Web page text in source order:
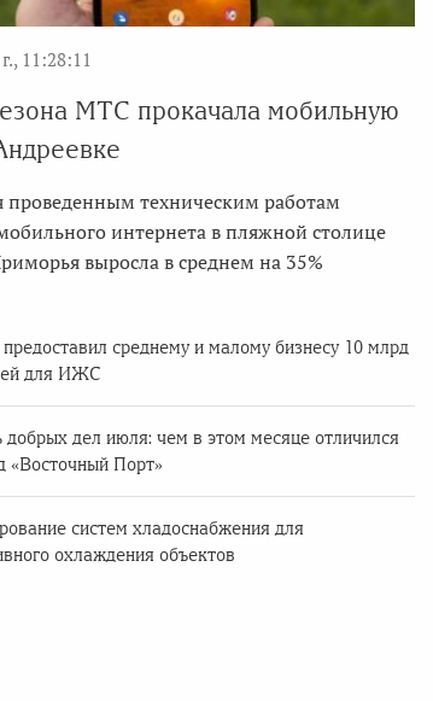
11:28:11
МТС прокачала мобильную
проведенным техническим работам
интернета в пляжной столице
выросла в среднем на 35%
среднему и малому бизнесу 10 млрд
для ИЖС
добрых дел июля: чем в этом месяце отличился
«Восточный Порт»
систем хладоснабжения для
охлаждения объектов